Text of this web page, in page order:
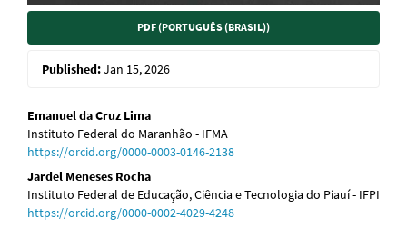
PDF (PORTUGUÊS (BRASIL))
Published:Jan 15, 2026
Main
Article
Content
Emanuel da Cruz Lima
Instituto Federal do Maranhão - IFMA
https://orcid.org/0000-0003-0146-2138
Jardel Meneses Rocha
Instituto Federal de Educação, Ciência e Tecnologia do Piauí - IFPI
https://orcid.org/0000-0002-4029-4248